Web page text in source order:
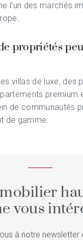
l’un des marchés
propriétés
villas de luxe, des
premium
de communautés
de gamme.
vous
à notre newsletter